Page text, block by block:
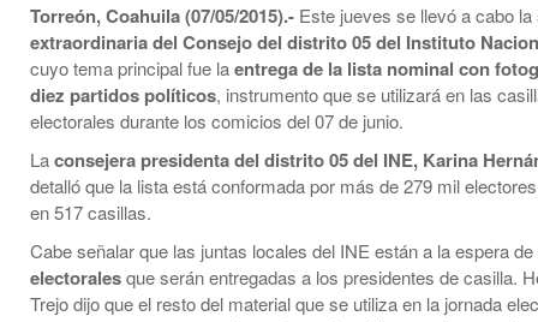
Torreón, Coahuila (07/05/2015).- Este jueves se llevó a cabo la
extraordinaria del Consejo del distrito 05 del Instituto
cuyo tema principal fue laentrega de la lista nominal con
diez partidos políticos, instrumento que se utilizará en las
electorales durante los comicios del 07 de junio.
Laconsejera presidenta del distrito 05 del INE, Karina
detalló que la lista está conformada por más de 279 mil
en 517 casillas.
Cabe señalar que las juntas locales del INE están a la espera
electoralesque serán entregadas a los presidentes de casilla.
Trejo dijo que el resto del material que se utiliza en la jornada